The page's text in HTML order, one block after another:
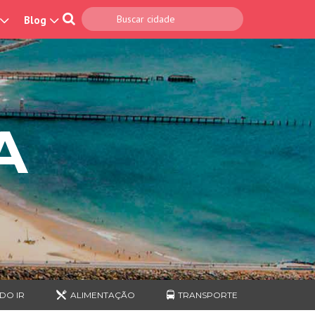
Blog
IR ALIMENTAÇÃO TRANSPORTE